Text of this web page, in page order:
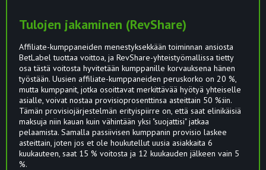
Tulojen jakaminen (RevShare)
Affiliate-kumppaneiden menestyksekkään toiminnan ansiosta
BetLabel tuottaa voittoa, ja RevShare-yhteistyömallissa tietty
osa tästä voitosta hyvitetään kumppanille korvauksena hänen
työstään. Uusien affiliate-kumppaneiden peruskorko on 20 %,
mutta kumppanit, jotka osoittavat merkittävää hyötyä yhteiselle
asialle, voivat nostaa provisioprosenttinsa asteittain 50 %:iin.
Tämän provisiojärjestelmän erityispiirre on, että saat elinikäisiä
maksuja niin kauan kuin vähintään yksi "suojattisi" jatkaa
pelaamista. Samalla passiivisen kumppanin provisio laskee
asteittain, joten jos et ole houkutellut uusia asiakkaita 6
kuukauteen, saat 15 % voitosta ja 12 kuukauden jälkeen vain 5
%.